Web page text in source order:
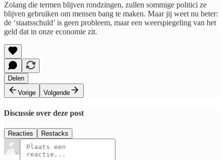
​Zolang die termen blijven rondzingen, zullen sommige politici ze
blijven gebruiken om mensen bang te maken. Maar jij weet nu beter:
de ‘staatsschuld’ is geen probleem, maar een weerspiegeling van het
geld dat in onze economie zit.
Delen
Vorige
Volgende
Discussie over deze post
Reacties Restacks